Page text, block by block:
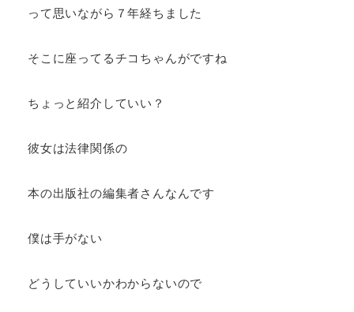
って思いながら７年経ちました
そこに座ってるチコちゃんがですね
ちょっと紹介していい？
彼女は法律関係の
本の出版社の編集者さんなんです
僕は手がない
どうしていいかわからないので